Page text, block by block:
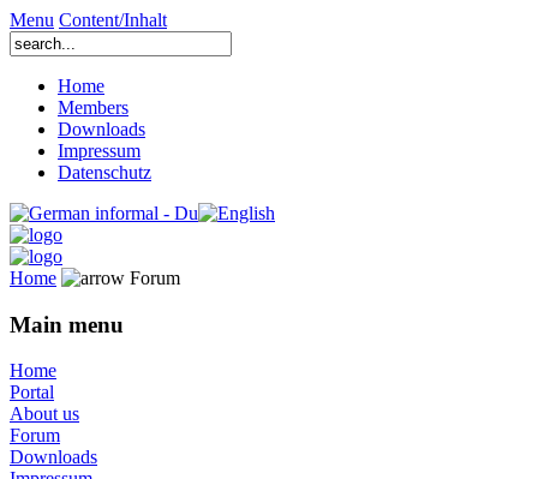
Menu Content/Inhalt
Home
Members
Downloads
Impressum
Datenschutz
Home Forum
Main menu
Home
Portal
About us
Forum
Downloads